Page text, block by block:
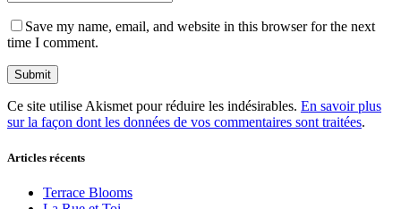
Save my name, email, and website in this browser for the next
time I comment.
Ce site utilise Akismet pour réduire les indésirables. En savoir plus
sur la façon dont les données de vos commentaires sont traitées.
Articles récents
Terrace Blooms